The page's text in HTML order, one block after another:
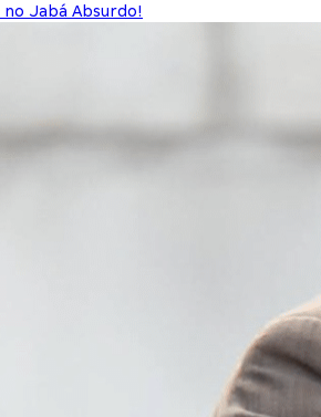
no Jabá Absurdo!